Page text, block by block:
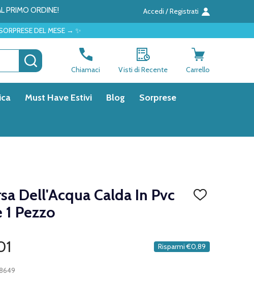
PRIMO ORDINE! Accedi / Registrati
→ ✨
CERCA
Chiamaci Visti di Recente Carrello
Must Have Estivi Blog Sorprese
Dell'Acqua Calda In Pvc
Pezzo
AGGIUNGI
Risparmi €0,89